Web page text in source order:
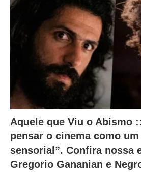
Aquele que Viu o Abismo
pensar o cinema como
sensorial”. Confira nossa
Gregorio Gananian e